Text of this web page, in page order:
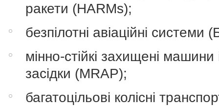
ракети (HARMs);
безпілотні авіаційні системи
мінно-стійкі захищені машини
засідки (MRAP);
багатоцільові колісні